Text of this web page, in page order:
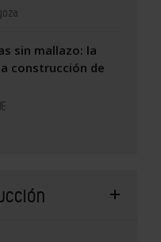
sin mallazo: la
construcción de